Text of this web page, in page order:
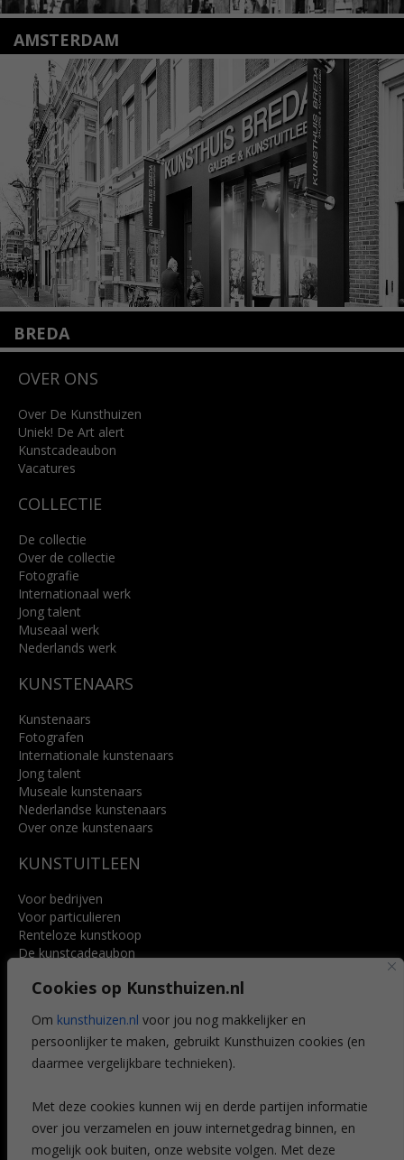
Cookies op Kunsthuizen.nl
Om kunsthuizen.nl voor jou nog makkelijker en
persoonlijker te maken, gebruikt Kunsthuizen cookies (en
daarmee vergelijkbare technieken).
Met deze cookies kunnen wij en derde partijen informatie
over jou verzamelen en jouw internetgedrag binnen, en
mogelijk ook buiten, onze website volgen. Met deze
AMSTERDAM
Amstelveenseweg 135
1075 VX Amsterdam
+31 (0)20 2332546
info@kunsthuisamsterdam.nl
Lees meer
BREDA
4818 SB Breda
info@kunsthuisbreda.nl
Lees meer
OVER ONS
Over De Kunsthuizen
Uniek! De Art alert
Kunstcadeaubon
Vacatures
COLLECTIE
De collectie
Over de collectie
Fotografie
Internationaal werk
Jong talent
Museaal werk
Nederlands werk
KUNSTENAARS
Kunstenaars
Fotografen
Internationale kunstenaars
Jong talent
Museale kunstenaars
Nederlandse kunstenaars
Over onze kunstenaars
KUNSTUITLEEN
Voor bedrijven
Voor particulieren
Renteloze kunstkoop
De kunstcadeaubon
Voordelen
Veelgestelde vragen
CONTACT
Leiden
Amsterdam
Breda